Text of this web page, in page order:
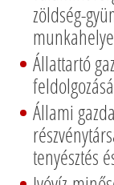
zöldség-
Állattartó
Állami
tenyésztés